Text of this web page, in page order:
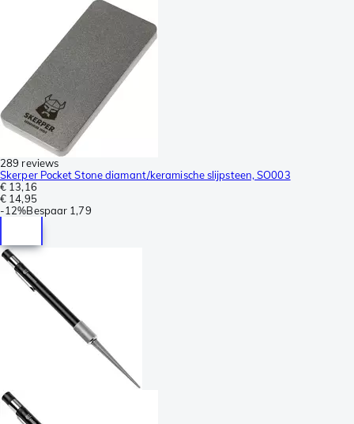
289 reviews
Skerper Pocket Stone diamant/keramische slijpsteen, SO003
€ 13,16
€ 14,95
-12%Bespaar 1,79